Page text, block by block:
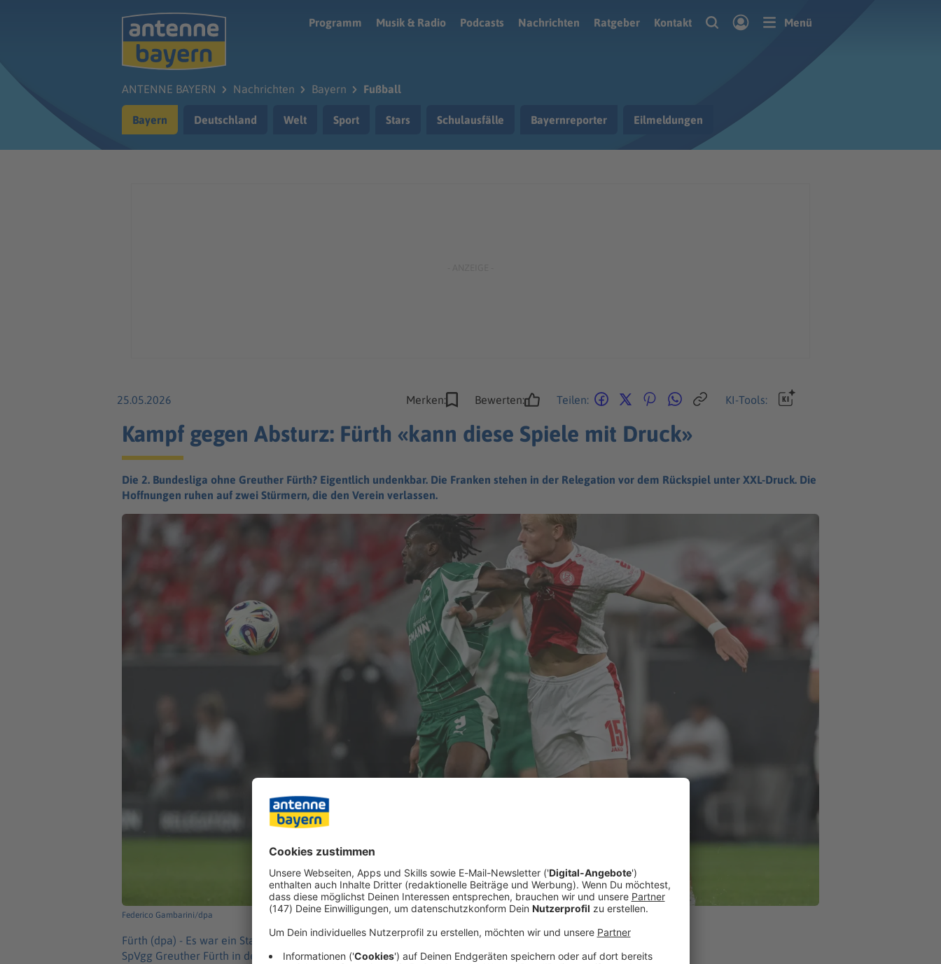
Programm
Musik & Radio Podcasts Nachrichten Ratgeber Kontakt Menü
ANTENNE BAYERN Nachrichten Bayern Fußball
Bayern Deutschland Welt Sport Stars Schulausfälle Bayernreporter Eilmeldungen
25.05.2026 Merken: Bewerten: Teilen: KI-Tools:
Kampf gegen Absturz: Fürth «kann diese Spiele mit Druck»
Die 2. Bundesliga ohne Greuther Fürth? Eigentlich undenkbar. Die Franken stehen in der Relegation vor dem Rückspiel unter XXL-Druck. Die
Hoffnungen ruhen auf zwei Stürmern, die den Verein verlassen.
Federico Gambarini/dpa
Fürth (dpa) - Es war ein Statement von Heiko Vogel vor dem Alles-oder-nichts-Duell seiner
SpVgg Greuther Fürth in der Relegation. «Sie kann diese Spiele mit Druck», versicherte der